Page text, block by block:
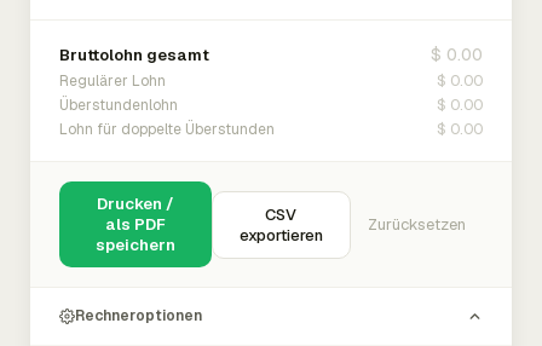
Bruttolohn gesamt $ 0.00
Regulärer Lohn $ 0.00
Überstundenlohn $ 0.00
Lohn für doppelte Überstunden $ 0.00
Drucken /
als PDF
speichern
CSV
exportieren
Zurücksetzen
Rechneroptionen